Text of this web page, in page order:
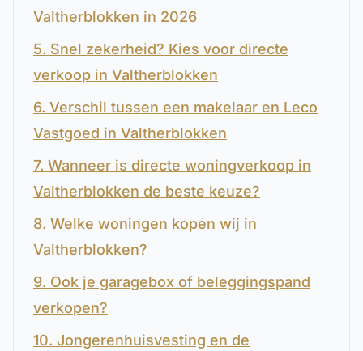
Valtherblokken in 2026
5. Snel zekerheid? Kies voor directe
verkoop in Valtherblokken
6. Verschil tussen een makelaar en Leco
Vastgoed in Valtherblokken
7. Wanneer is directe woningverkoop in
Valtherblokken de beste keuze?
8. Welke woningen kopen wij in
Valtherblokken?
9. Ook je garagebox of beleggingspand
verkopen?
10. Jongerenhuisvesting en de